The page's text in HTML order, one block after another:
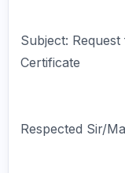
Subject:
Certificate
Respected Sir/